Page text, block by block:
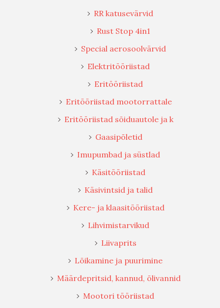
RR katusevärvid
Rust Stop 4in1
Special aerosoolvärvid
Elektritööriistad
Eritööriistad
Eritööriistad mootorrattale
Eritööriistad sõiduautole ja k
Gaasipõletid
Imupumbad ja süstlad
Käsitööriistad
Käsivintsid ja talid
Kere- ja klaasitööriistad
Lihvimistarvikud
Liivaprits
Lõikamine ja puurimine
Määrdepritsid, kannud, õlivannid
Mootori tööriistad